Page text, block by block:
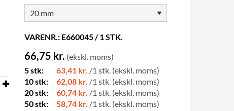
VARENR.: E660045 / 1 STK.
66,75 kr. (ekskl. moms)
5 stk:
63,41 kr. /1 stk. (ekskl. moms)
10 stk:
62,08 kr. /1 stk. (ekskl. moms)
20 stk:
60,74 kr. /1 stk. (ekskl. moms)
50 stk:
58,74 kr. /1 stk. (ekskl. moms)